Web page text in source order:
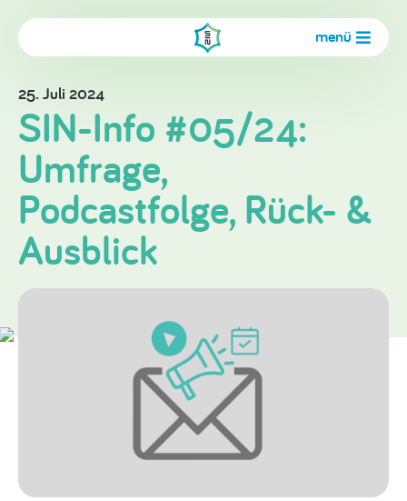
menü
25. Juli 2024
SIN-Info #05/24:
Umfrage,
Podcastfolge, Rück- &
Ausblick